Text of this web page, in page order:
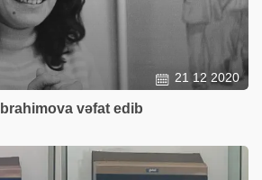
21 12 2020
vəfat edib